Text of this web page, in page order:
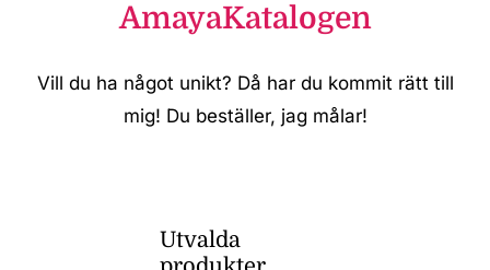
AmayaKatalogen
Vill du ha något unikt? Då har du kommit rätt till
mig! Du beställer, jag målar!
Utvalda